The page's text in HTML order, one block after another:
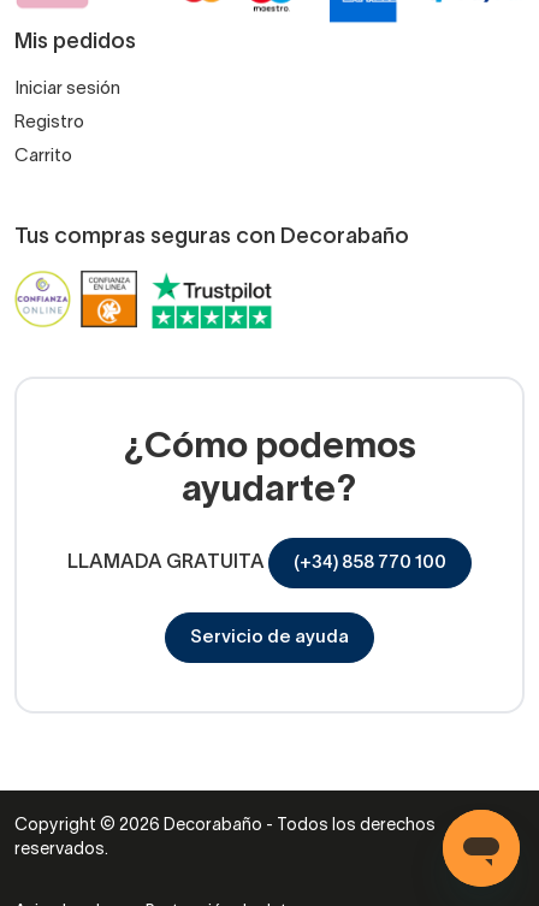
Mis pedidos
Iniciar sesión
Registro
Carrito
Tus compras seguras con Decorabaño
¿Cómo podemos
ayudarte?
LLAMADA GRATUITA (+34) 858 770 100
Servicio de ayuda
Copyright © 2026 Decorabaño - Todos los derechos
reservados.